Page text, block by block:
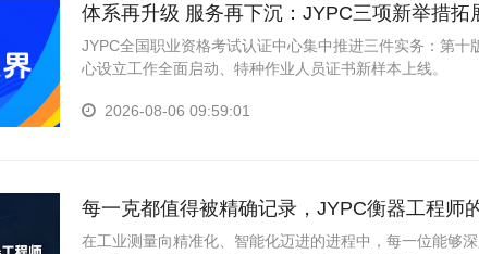
管理工程师考试网 数控工程师考试网
江苏英才集团 林业工程师考试网
汽车工程师考试网
心
体系再升级 服务再下沉：JYPC三项新举措拓
JYPC全国职业资格考试认证中心集中推进三件实务：第十
心设立工作全面启动、特种作业人员证书新样本上线。
2026-08-06 09:59:01
每一克都值得被精确记录，JYPC衡器工程师
在工业测量向精准化、智能化迈进的进程中，每一位能够